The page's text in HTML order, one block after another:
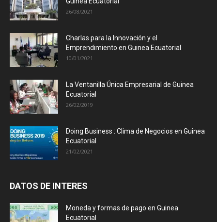
26/08/2021
Charlas para la Innovación y el
Emprendimiento en Guinea Ecuatorial
10/01/2021
La Ventanilla Única Empresarial de Guinea
Ecuatorial
26/02/2019
Doing Business : Clima de Negocios en Guinea
Ecuatorial
21/02/2021
DATOS DE INTERES
Moneda y formas de pago en Guinea
Ecuatorial